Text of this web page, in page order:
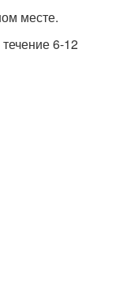
месте.
6-12